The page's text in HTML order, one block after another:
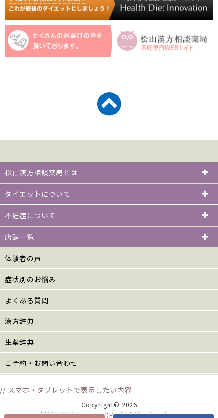
松山漢方相談薬局とは
ダイエットについて
不妊症について
店舗一覧
体験者の声
症状別のお悩み
よくある質問
漢方辞典
生薬辞典
ご予約・お問い合わせ
// スマホ・タブレットで表示したい内容
Copyright© 2026
横浜の漢方 KANPORO松山漢方相談薬局